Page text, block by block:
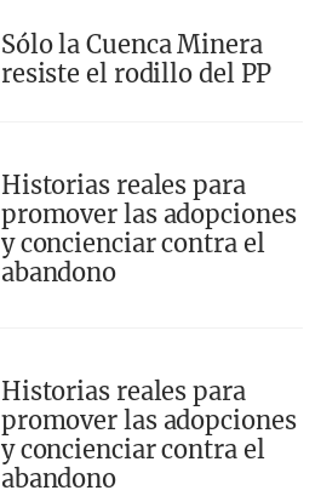
Sólo la Cuenca Minera
resiste el rodillo del PP
Historias reales para
promover las adopciones
y concienciar contra el
abandono
Historias reales para
promover las adopciones
y concienciar contra el
abandono